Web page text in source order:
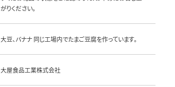
がりください。
大豆、バナナ 同じ工場内でたまご豆腐を作っています。
大屋食品工業株式会社